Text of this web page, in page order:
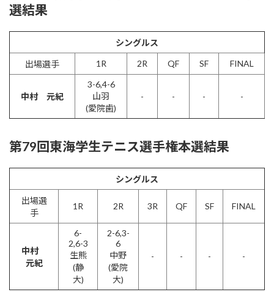
選結果
シングルス
出場選手 1R 2R QF SF FINAL
中村 元紀
3-6,4-6
山羽
(愛院歯)
- - - -
第79回東海学生テニス選手権本選結果
シングルス
出場選
手
1R 2R 3R QF SF FINAL
中村
元紀
6-
2,6-3
生熊
(静
大)
2-6,3-
6
中野
(愛院
大)
- - - -